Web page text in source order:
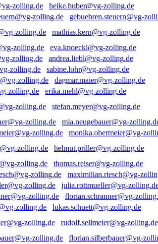
heike.huber@vg-zolling.de
gebuehren.steuern@vg-
mathias.kern@vg-zolling.de
eva.knoeckl@vg-zolling.de
andrea.liebl@vg-zolling.de
sabine.lohr@vg-zolling.de
dagmar.maier@vg-zolling.de
erika.mehl@vg-zolling.de
stefan.meyer@vg-zolling.de
mia.neugebauer@vg-
monika.obermeier@vg-
helmut.priller@vg-zolling.de
thomas.reiser@vg-zolling.de
maximilian.riesch@vg-
julia.rottmueller@vg-
florian.schranner@vg-
lukas.schuett@vg-zolling.de
rudolf.sellmeier@vg-zolling.de
florian.silberbauer@vg-